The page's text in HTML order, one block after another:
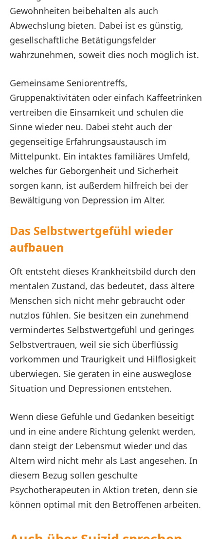
Gewohnheiten beibehalten als auch
Abwechslung bieten. Dabei ist es günstig,
gesellschaftliche Betätigungsfelder
wahrzunehmen, soweit dies noch möglich ist.
Gemeinsame Seniorentreffs,
Gruppenaktivitäten oder einfach Kaffeetrinken
vertreiben die Einsamkeit und schulen die
Sinne wieder neu. Dabei steht auch der
gegenseitige Erfahrungsaustausch im
Mittelpunkt. Ein intaktes familiäres Umfeld,
welches für Geborgenheit und Sicherheit
sorgen kann, ist außerdem hilfreich bei der
Bewältigung von Depression im Alter.
Das Selbstwertgefühl wieder
aufbauen
Oft entsteht dieses Krankheitsbild durch den
mentalen Zustand, das bedeutet, dass ältere
Menschen sich nicht mehr gebraucht oder
nutzlos fühlen. Sie besitzen ein zunehmend
vermindertes Selbstwertgefühl und geringes
Selbstvertrauen, weil sie sich überflüssig
vorkommen und Traurigkeit und Hilflosigkeit
überwiegen. Sie geraten in eine ausweglose
Situation und Depressionen entstehen.
Wenn diese Gefühle und Gedanken beseitigt
und in eine andere Richtung gelenkt werden,
dann steigt der Lebensmut wieder und das
Altern wird nicht mehr als Last angesehen. In
diesem Bezug sollen geschulte
Psychotherapeuten in Aktion treten, denn sie
können optimal mit den Betroffenen arbeiten.